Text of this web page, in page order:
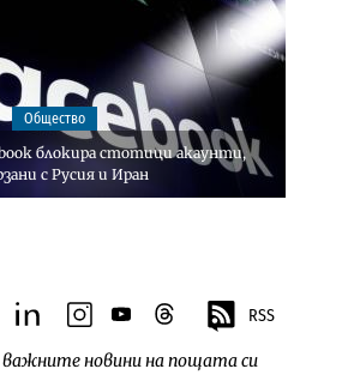
новина
Общество
блокира стотици акаунти,
с Русия и Иран
linkedininstagram
youtubethreads RSS
важните новини на пощата си